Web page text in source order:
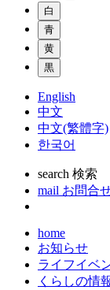
白
青
黄
黒
English
中文
中文(繁體字)
한국어
search 検索
mail お問合
home
お知らせ
ライフイベ
くらしの情